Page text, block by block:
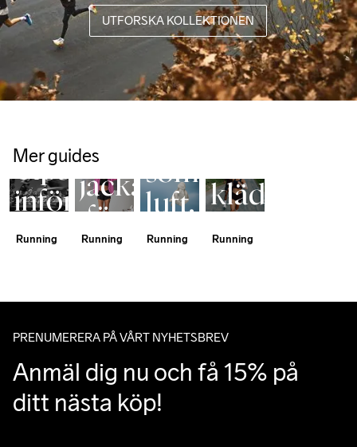
UTFORSKA KOLLEKTIONEN
Mer guides
Halvmaraton
Tips
inför
loppet
Running
Löparjackor
rätt
jacka
för
din
Running
Hypervent
Light Wind
som
luft.
Redo
allt.
Running
Guide till
kläder
Running
PRENUMERERA PÅ VÅRT NYHETSBREV
Anmäl dig nu och få 15% på
ditt nästa köp!